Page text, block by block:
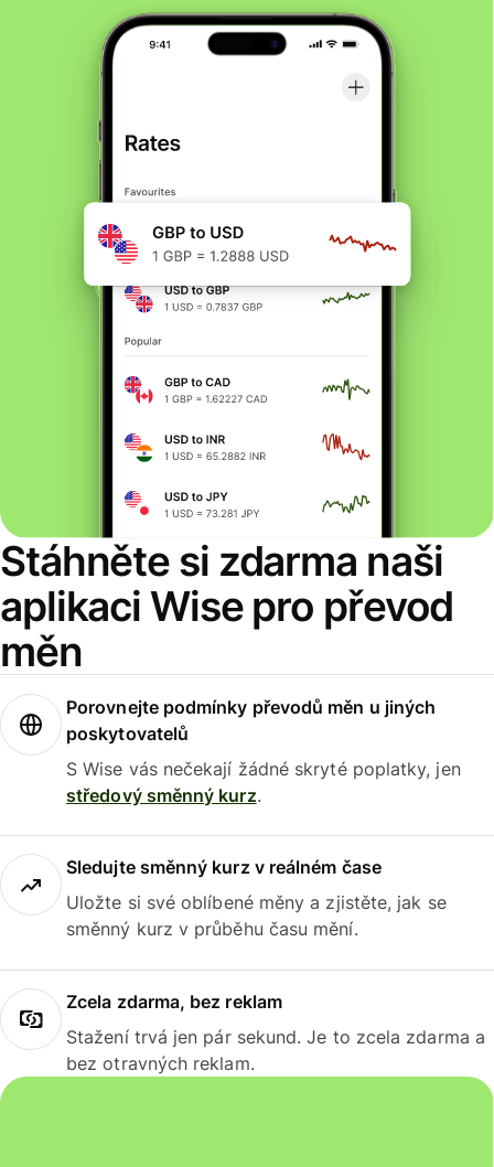
Stáhněte si zdarma naši
aplikaci Wise pro převod
měn
Porovnejte podmínky převodů měn u jiných
poskytovatelů
S Wise vás nečekají žádné skryté poplatky, jen
středový směnný kurz.
Sledujte směnný kurz v reálném čase
Uložte si své oblíbené měny a zjistěte, jak se
směnný kurz v průběhu času mění.
Zcela zdarma, bez reklam
Stažení trvá jen pár sekund. Je to zcela zdarma a
bez otravných reklam.